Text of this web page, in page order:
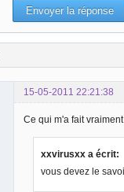
15-05-2011 22:21:38
Ce qui m'a fait
xxvirusxx a écrit:
vous devez le